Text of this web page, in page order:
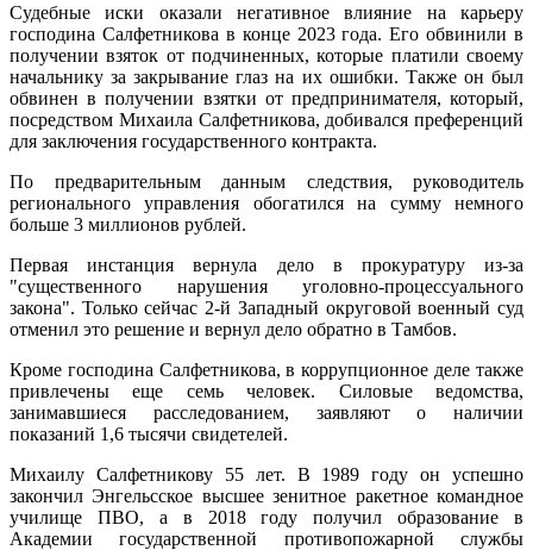
Судебные иски оказали негативное влияние на карьеру
господина Салфетникова в конце 2023 года. Его обвинили в
получении взяток от подчиненных, которые платили своему
начальнику за закрывание глаз на их ошибки. Также он был
обвинен в получении взятки от предпринимателя, который,
посредством Михаила Салфетникова, добивался преференций
для заключения государственного контракта.
По предварительным данным следствия, руководитель
регионального управления обогатился на сумму немного
больше 3 миллионов рублей.
Первая инстанция вернула дело в прокуратуру из-за
"существенного нарушения уголовно-процессуального
закона". Только сейчас 2-й Западный округовой военный суд
отменил это решение и вернул дело обратно в Тамбов.
Кроме господина Салфетникова, в коррупционное деле также
привлечены еще семь человек. Силовые ведомства,
занимавшиеся расследованием, заявляют о наличии
показаний 1,6 тысячи свидетелей.
Михаилу Салфетникову 55 лет. В 1989 году он успешно
закончил Энгельсское высшее зенитное ракетное командное
училище ПВО, а в 2018 году получил образование в
Академии государственной противопожарной службы